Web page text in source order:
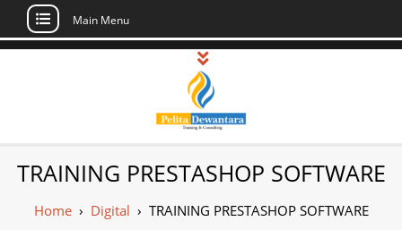
Skip
Main Menu
Pusat Pelatihan
dan Sertifikasi –
Sertifikasi di Indonesia
TRAINING PRESTASHOP SOFTWARE
Home› Digital › TRAINING PRESTASHOP SOFTWARE